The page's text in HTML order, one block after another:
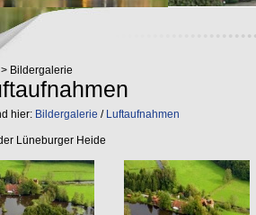
> Bildergalerie
hier: Bildergalerie / Luftaufnahmen
Lüneburger Heide